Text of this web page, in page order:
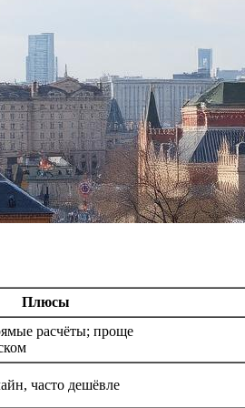
Плюсы
расчёты; проще
часто дешёвле